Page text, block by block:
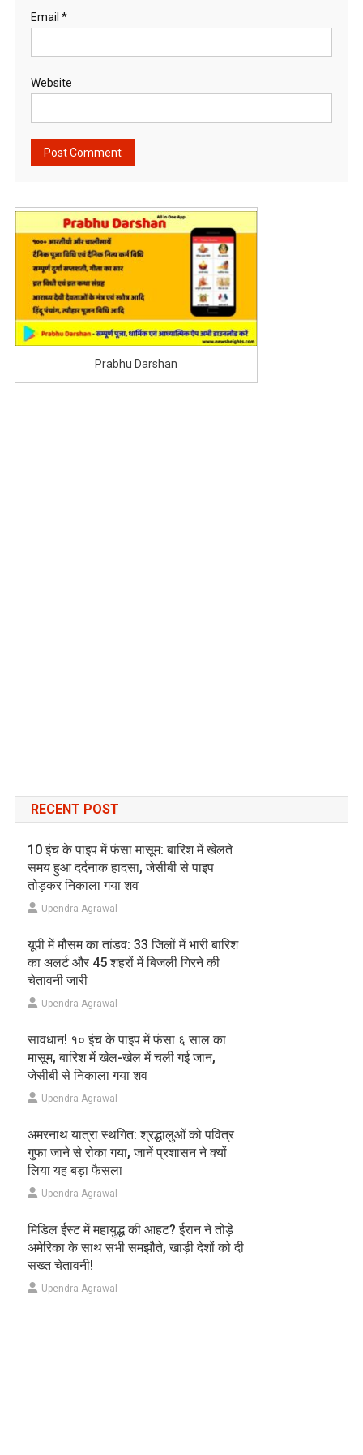
Email *
Website
Prabhu Darshan
RECENT POST
10 इंच के पाइप में फंसा मासूम: बारिश में खेलते
समय हुआ दर्दनाक हादसा, जेसीबी से पाइप
तोड़कर निकाला गया शव
Upendra Agrawal
यूपी में मौसम का तांडव: 33 जिलों में भारी बारिश
का अलर्ट और 45 शहरों में बिजली गिरने की
चेतावनी जारी
Upendra Agrawal
सावधान! १० इंच के पाइप में फंसा ६ साल का
मासूम, बारिश में खेल-खेल में चली गई जान,
जेसीबी से निकाला गया शव
Upendra Agrawal
अमरनाथ यात्रा स्थगित: श्रद्धालुओं को पवित्र
गुफा जाने से रोका गया, जानें प्रशासन ने क्यों
लिया यह बड़ा फैसला
Upendra Agrawal
मिडिल ईस्ट में महायुद्ध की आहट? ईरान ने तोड़े
अमेरिका के साथ सभी समझौते, खाड़ी देशों को दी
सख्त चेतावनी!
Upendra Agrawal